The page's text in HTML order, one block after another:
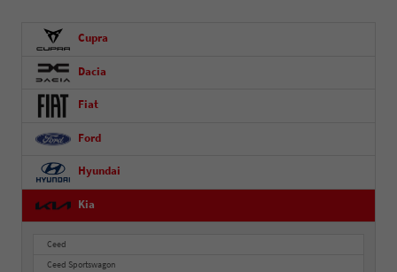
Cupra
Dacia
Fiat
Ford
Hyundai
Kia
Ceed
Ceed Sportswagon